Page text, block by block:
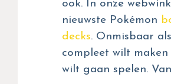
ook. In onze
nieuwste Pokémon
decks. Onmisbaar
compleet wilt
wilt gaan spelen.